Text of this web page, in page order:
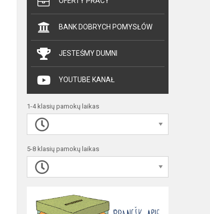
BANK DOBRYCH POMYSŁÓW
JESTEŚMY DUMNI
YOUTUBE KANAŁ
1-4 klasių pamokų laikas
5-8 klasių pamokų laikas